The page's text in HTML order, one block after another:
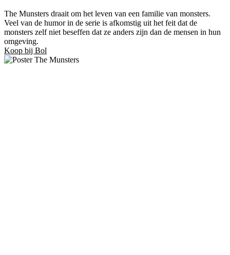
The Munsters draait om het leven van een familie van monsters.
Veel van de humor in de serie is afkomstig uit het feit dat de
monsters zelf niet beseffen dat ze anders zijn dan de mensen in hun
omgeving.
Koop bij Bol